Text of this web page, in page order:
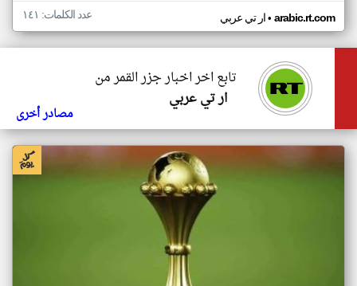
ار تي عربي• arabic.rt.com عدد الكلمات: ١٤١
تابع اخر اخبار جزر القمر من
ار تي عربي
مصادر أخرى